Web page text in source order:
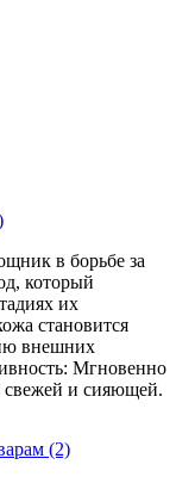
в борьбе за
который
их
становится
внешних
Мгновенно
свежей и сияющей.
(2)